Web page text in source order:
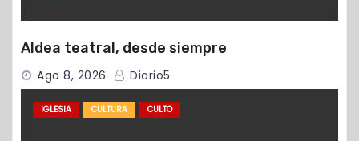
Aldea teatral, desde siempre
Ago 8, 2026 Diario5
IGLESIA CULTURA CULTO